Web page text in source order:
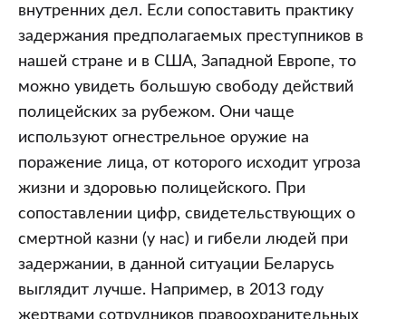
внутренних дел. Если сопоставить практику
задержания предполагаемых преступников в
нашей стране и в США, Западной Европе, то
можно увидеть большую свободу действий
полицейских за рубежом. Они чаще
используют огнестрельное оружие на
поражение лица, от которого исходит угроза
жизни и здоровью полицейского. При
сопоставлении цифр, свидетельствующих о
смертной казни (у нас) и гибели людей при
задержании, в данной ситуации Беларусь
выглядит лучше. Например, в 2013 году
жертвами сотрудников правоохранительных